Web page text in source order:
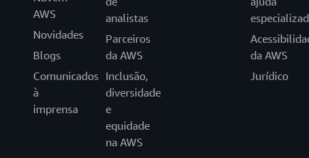
AWS
Novidades
Blogs
Comunicados
à
imprensa
analistas
Parceiros
da AWS
Inclusão,
diversidade
e
equidade
na AWS
da AWS
Jurídico